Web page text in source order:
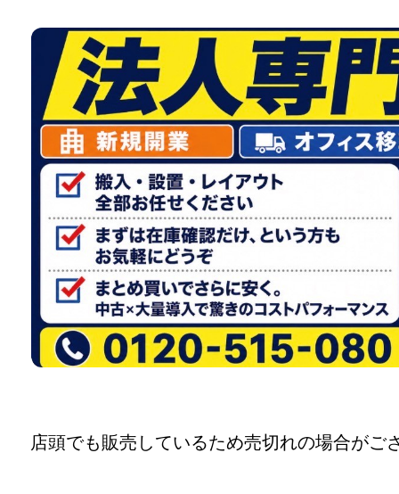
店頭でも販売しているため売切れの場合がご